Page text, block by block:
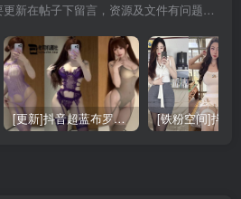
有资源需要更新在帖子下留言，资源及文件有问题可加QQ：3983858528
[更新]抖音超蓝布罗莉（超蓝布萝莉）的合集[513P+41V]